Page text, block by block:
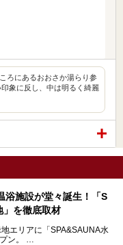
ろにあるおおさか湯らり参
象に反し、中は明るく綺麗
浴施設が堂々誕生！「S
」を徹底取材
エリアに「SPA&SAUNA水
ン。